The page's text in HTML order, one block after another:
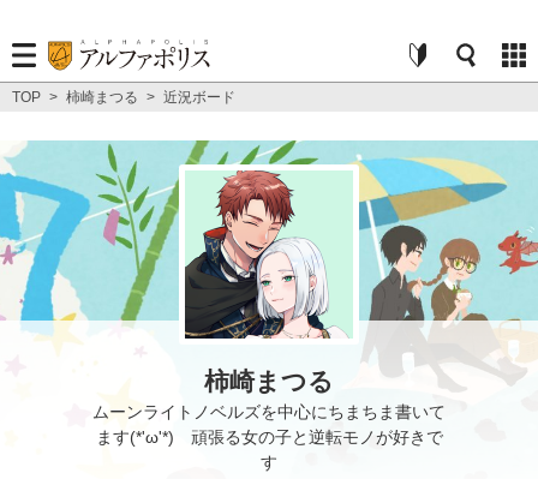
TOP > 柿崎まつる > 近況ボード
柿崎まつる
ムーンライトノベルズを中心にちまちま書いて
ます(*'ω'*) 頑張る女の子と逆転モノが好きで
す